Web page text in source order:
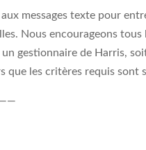
messages texte pour
Nous encourageons tous
gestionnaire de Harris,
que les critères requis sont